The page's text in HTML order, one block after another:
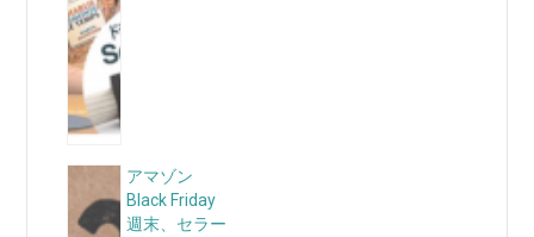
アマゾン
Black Friday
週末、セラー